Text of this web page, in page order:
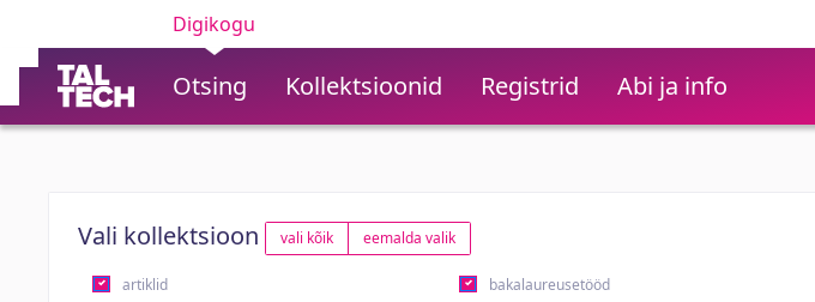
Digikogu
Otsing Kollektsioonid Registrid Abi ja info
Vali kollektsioon vali kõik eemalda valik
artiklid bakalaureusetööd